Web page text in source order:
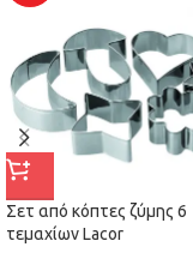
Σετ από κόπτες ζύμης 6
τεμαχίων Lacor